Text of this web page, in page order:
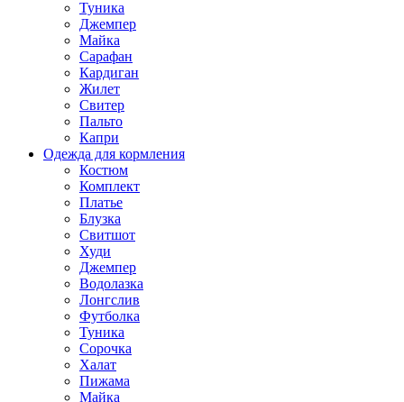
Туника
Джемпер
Майка
Сарафан
Кардиган
Жилет
Свитер
Пальто
Капри
Одежда для кормления
Костюм
Комплект
Платье
Блузка
Свитшот
Худи
Джемпер
Водолазка
Лонгслив
Футболка
Туника
Сорочка
Халат
Пижама
Майка